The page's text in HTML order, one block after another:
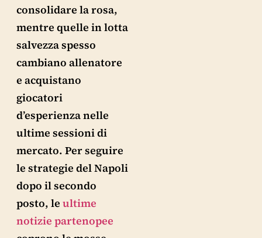
consolidare la rosa,
mentre quelle in lotta
salvezza spesso
cambiano allenatore
e acquistano
giocatori
d’esperienza nelle
ultime sessioni di
mercato. Per seguire
le strategie del Napoli
dopo il secondo
posto, le ultime
notizie partenopee